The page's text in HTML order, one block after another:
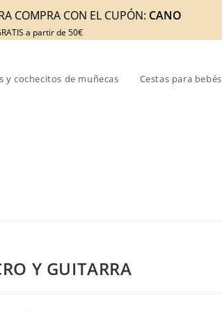
COMPRA CON EL CUPÓN: CANO
a partir de 50€
y cochecitos de muñecas Cestas para bebés
Y GUITARRA